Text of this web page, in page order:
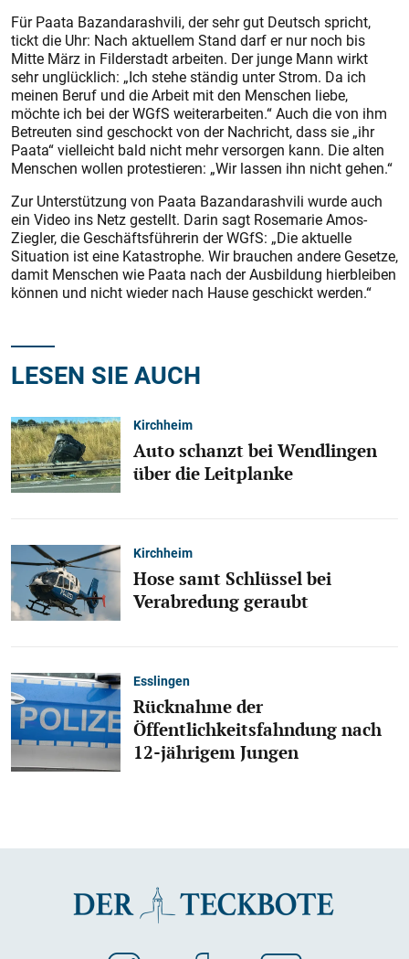
Für Paata Bazandarashvili, der sehr gut Deutsch spricht,
tickt die Uhr: Nach aktuellem Stand darf er nur noch bis
Mitte März in Filderstadt arbeiten. Der junge Mann wirkt
sehr unglücklich: „Ich stehe ständig unter Strom. Da ich
meinen Beruf und die Arbeit mit den Menschen liebe,
möchte ich bei der WGfS weiterarbeiten.“ Auch die von ihm
Betreuten sind geschockt von der Nachricht, dass sie „ihr
Paata“ vielleicht bald nicht mehr versorgen kann. Die alten
Menschen wollen protestieren: „Wir lassen ihn nicht gehen.“
Zur Unterstützung von Paata Bazandarashvili wurde auch
ein Video ins Netz gestellt. Darin sagt Rosemarie Amos-
Ziegler, die Geschäftsführerin der WGfS: „Die aktuelle
Situation ist eine Katastrophe. Wir brauchen andere Gesetze,
damit Menschen wie Paata nach der Ausbildung hierbleiben
können und nicht wieder nach Hause geschickt werden.“
LESEN SIE AUCH
Kirchheim
Auto schanzt bei Wendlingen
über die Leitplanke
Kirchheim
Hose samt Schlüssel bei
Verabredung geraubt
Esslingen
Rücknahme der
Öffentlichkeitsfahndung nach
12-jährigem Jungen